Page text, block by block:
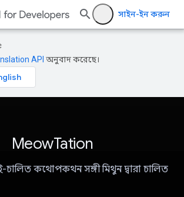
সাইন-ইন করুন
API অনুবাদ করেছে।
MeowTation
কথোপকথন সঙ্গী মিথুন দ্বারা চালিত